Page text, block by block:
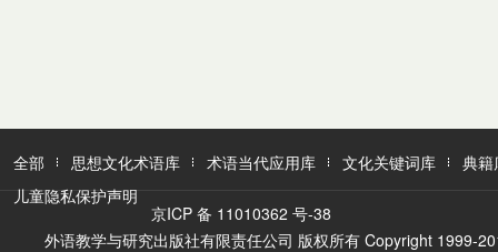
全部 思想文化术语库 术语当代应用库 文化关键词库
典籍
儿童隐私保护声明
京ICP 备 11010362 号-38
外语教学与研究出版社有限责任公司 版权所有 Copyright 1999-